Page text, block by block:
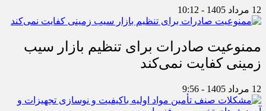
12 مرداد 1405 - 10:12
ممنوعیت صادرات برای تنظیم بازار سیب
زمینی کفایت نمی‌کند
12 مرداد 1405 - 9:56